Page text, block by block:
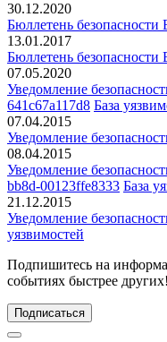
30.12.2020
Бюллетень безопасности
13.01.2017
Бюллетень безопасности
07.05.2020
Уведомление
641c67a117d8 База
07.04.2015
Уведомление
08.04.2015
Уведомление
bb8d-00123ffe8333 База
21.12.2015
Уведомление
уязвимостей
Подпишитесь на
событиях быстрее других!
Подписаться